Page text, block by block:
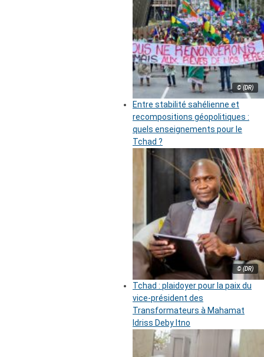
© (DR)
Entre stabilité sahélienne et
recompositions géopolitiques :
quels enseignements pour le
Tchad ?
© (DR)
Tchad : plaidoyer pour la paix du
vice-président des
Transformateurs à Mahamat
Idriss Deby Itno